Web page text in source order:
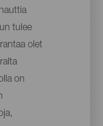
tulee
olet
on